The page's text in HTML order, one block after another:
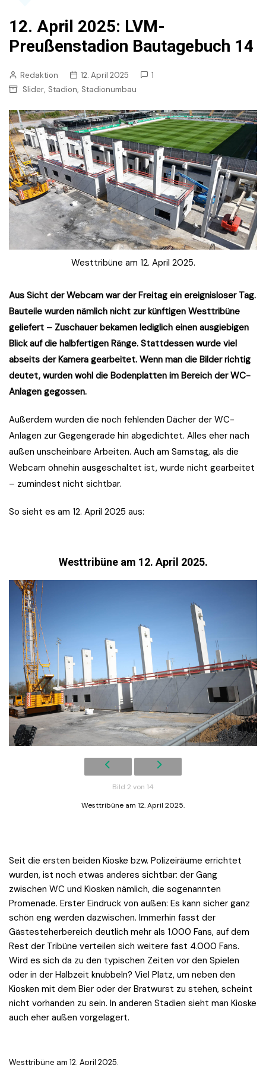
12. April 2025: LVM-
Preußenstadion Bautagebuch 14
Redaktion 12. April 2025
1
Slider, Stadion, Stadionumbau
Westtribüne am 12. April 2025.
Aus Sicht der Webcam war der Freitag ein ereignisloser Tag.
Bauteile wurden nämlich nicht zur künftigen Westtribüne
geliefert – Zuschauer bekamen lediglich einen ausgiebigen
Blick auf die halbfertigen Ränge. Stattdessen wurde viel
abseits der Kamera gearbeitet. Wenn man die Bilder richtig
deutet, wurden wohl die Bodenplatten im Bereich der WC-
Anlagen gegossen.
Außerdem wurden die noch fehlenden Dächer der WC-
Anlagen zur Gegengerade hin abgedichtet. Alles eher nach
außen unscheinbare Arbeiten. Auch am Samstag, als die
Webcam ohnehin ausgeschaltet ist, wurde nicht gearbeitet
– zumindest nicht sichtbar.
So sieht es am 12. April 2025 aus:
Westtribüne am 12. April 2025.
Bild 2 von 14
Westtribüne am 12. April 2025.
Seit die ersten beiden Kioske bzw. Polizeiräume errichtet
wurden, ist noch etwas anderes sichtbar: der Gang
zwischen WC und Kiosken nämlich, die sogenannten
Promenade. Erster Eindruck von außen: Es kann sicher ganz
schön eng werden dazwischen. Immerhin fasst der
Gästesteherbereich deutlich mehr als 1.000 Fans, auf dem
Rest der Tribüne verteilen sich weitere fast 4.000 Fans.
Wird es sich da zu den typischen Zeiten vor den Spielen
oder in der Halbzeit knubbeln? Viel Platz, um neben den
Kiosken mit dem Bier oder der Bratwurst zu stehen, scheint
nicht vorhanden zu sein. In anderen Stadien sieht man Kioske
auch eher außen vorgelagert.
Westtribüne am 12. April 2025.